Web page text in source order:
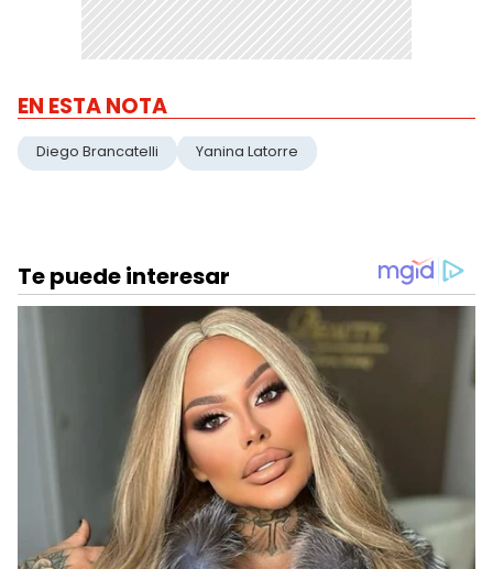
EN ESTA NOTA
Diego Brancatelli Yanina Latorre